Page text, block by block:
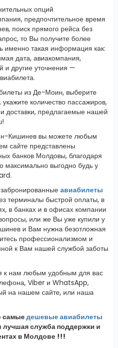
опций
предпочтительное время
поиск прямого рейса без
то Вы получите более
именно такая информация как:
дата, авиакомпания,
и другие уточнения —
из Де-Моин, выберите
количество пассажиров,
доставки, предлагаемые нашей
Кишинев вы можете любым
сайте представлены
банков Молдовы, благодаря
максимально выгодно будь у
авиабилеты
терминалы быстрой оплаты, в
в банках и в офисах компании
или же Вы уже купили у
и Вам нужна безотложная
профессионализмом и
к Вам нашей службой заботы
к нам любым удобным для вас
Viber и WhatsApp,
на нашем сайте, или наша
самыедешевые авиабилеты
служба поддержки и
в Молдове !!!